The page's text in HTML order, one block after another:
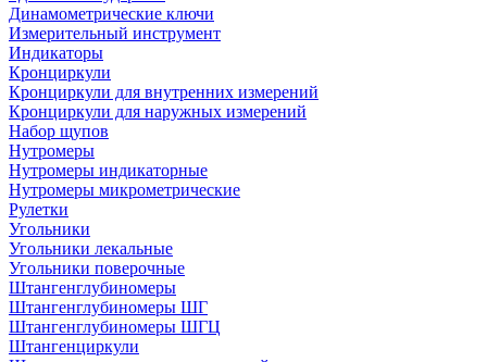
Динамометрические ключи
Измерительный инструмент
Индикаторы
Кронциркули
Кронциркули для внутренних измерений
Кронциркули для наружных измерений
Набор щупов
Нутромеры
Нутромеры индикаторные
Нутромеры микрометрические
Рулетки
Угольники
Угольники лекальные
Угольники поверочные
Штангенглубиномеры
Штангенглубиномеры ШГ
Штангенглубиномеры ШГЦ
Штангенциркули